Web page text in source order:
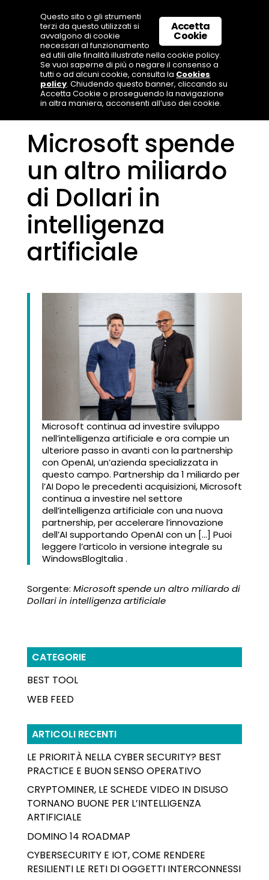
Microsoft spende
un altro miliardo
di Dollari in
intelligenza
artificiale
Microsoft continua ad investire sviluppo
nell’intelligenza artificiale e ora compie un
ulteriore passo in avanti con la partnership
con OpenAI, un’azienda specializzata in
questo campo. Partnership da 1 miliardo per
l’AI Dopo le precedenti acquisizioni, Microsoft
continua a investire nel settore
dell’intelligenza artificiale con una nuova
partnership, per accelerare l’innovazione
dell’AI supportando OpenAI con un […] Puoi
leggere l’articolo in versione integrale su
WindowsBlogItalia .
Sorgente: Microsoft spende un altro miliardo di
Dollari in intelligenza artificiale
CATEGORIE
BEST TOOL
WEB FEED
ARTICOLI RECENTI
LE PRIORITÀ NELLA CYBER SECURITY? BEST
PRACTICE E BUON SENSO OPERATIVO
CRYPTOMINER, LE SCHEDE VIDEO IN DISUSO
TORNANO BUONE PER L’INTELLIGENZA
ARTIFICIALE
DOMINO 14 ROADMAP
CYBERSECURITY E IOT, COME RENDERE
RESILIENTI LE RETI DI OGGETTI INTERCONNESSI
Accetta
Cookie
Questo sito o gli strumenti
terzi da questo utilizzati si
avvalgono di cookie
necessari al funzionamento
ed utili alle finalità illustrate nella cookie policy.
Se vuoi saperne di più o negare il consenso a
tutti o ad alcuni cookie, consulta la Cookies
policy. Chiudendo questo banner, cliccando su
Accetta Cookie o proseguendo la navigazione
in altra maniera, acconsenti all’uso dei cookie.